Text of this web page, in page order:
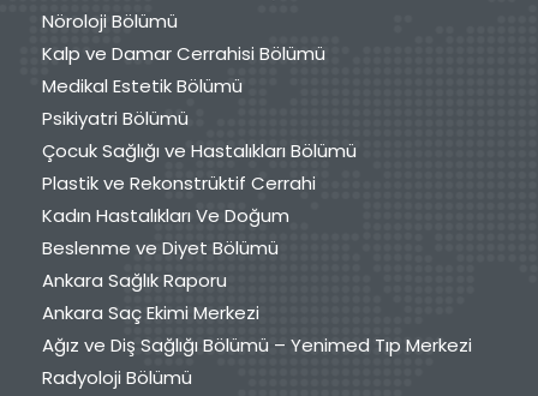
Nöroloji Bölümü
Kalp ve Damar Cerrahisi Bölümü
Medikal Estetik Bölümü
Psikiyatri Bölümü
Çocuk Sağlığı ve Hastalıkları Bölümü
Plastik ve Rekonstrüktif Cerrahi
Kadın Hastalıkları Ve Doğum
Beslenme ve Diyet Bölümü
Ankara Sağlık Raporu
Ankara Saç Ekimi Merkezi
Ağız ve Diş Sağlığı Bölümü – Yenimed Tıp Merkezi
Radyoloji Bölümü